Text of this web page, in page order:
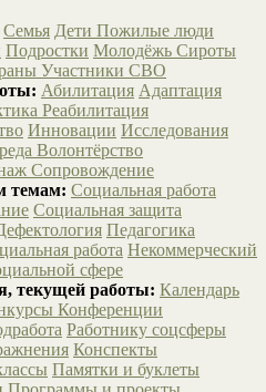
Семья Дети Пожилые люди
Подростки Молодёжь Сироты
Участники СВО
Абилитация Адаптация
Реабилитация
Инновации Исследования
Волонтёрство
Сопровождение
темам: Социальная работа
Социальная защита
Педагогика
работа Некоммерческий
сфере
текущей работы: Календарь
Конференции
Работнику соцсферы
Конспекты
Памятки и буклеты